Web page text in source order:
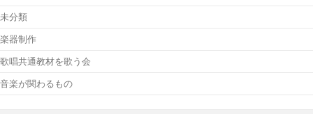
未分類
楽器制作
歌唱共通教材を歌う会
音楽が関わるもの